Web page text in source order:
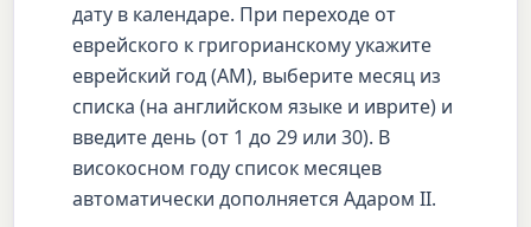
дату в календаре. При переходе от
еврейского к григорианскому укажите
еврейский год (AM), выберите месяц из
списка (на английском языке и иврите) и
введите день (от 1 до 29 или 30). В
високосном году список месяцев
автоматически дополняется Адаром II.